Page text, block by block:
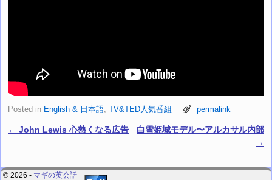
Posted in English & 日本語, TV&TED人気番組 permalink
Post navigation
← John Lewis 心熱くなる広告
白雪姫城モデル〜アルカサル内部
→
© 2026 - マギの英会話